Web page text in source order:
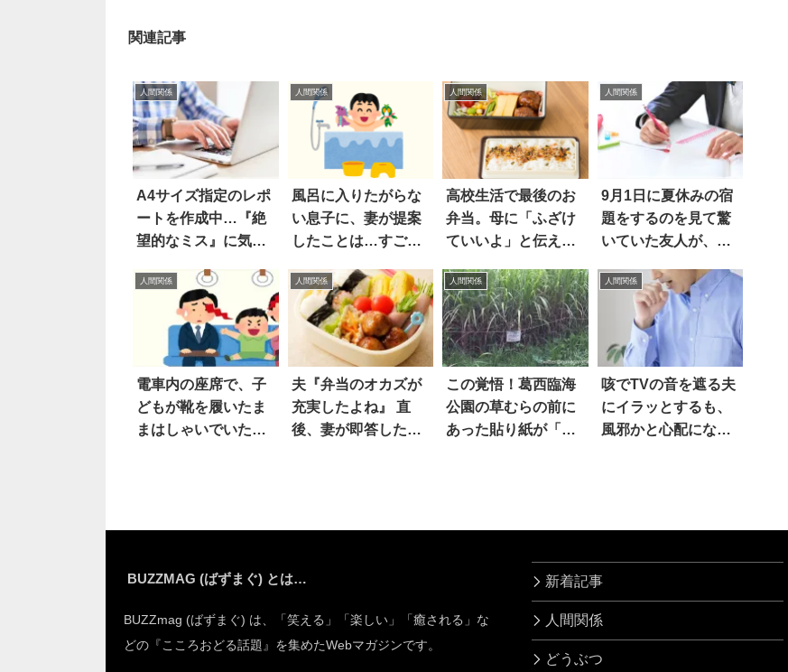
関連記事
人間関係
A4サイズ指定のレポ
ートを作成中…『絶
望的なミス』に気づ
人間関係
風呂に入りたがらな
い息子に、妻が提案
したことは…すご
人間関係
高校生活で最後のお
弁当。母に「ふざけ
ていいよ」と伝えた
人間関係
9月1日に夏休みの宿
題をするのを見て驚
いていた友人が、そ
人間関係
電車内の座席で、子
どもが靴を履いたま
まはしゃいでいた
人間関係
夫『弁当のオカズが
充実したよね』 直
後、妻が即答した
人間関係
この覚悟！葛西臨海
公園の草むらの前に
あった貼り紙が「素
人間関係
咳でTVの音を遮る夫
にイラッとするも、
風邪かと心配になっ
BUZZMAG (ばずまぐ) とは…
BUZZmag (ばずまぐ) は、「笑える」「楽しい」「癒される」な
どの『こころおどる話題』を集めたWebマガジンです。
新着記事
人間関係
どうぶつ